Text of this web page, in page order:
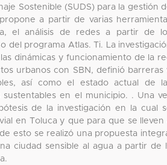
Sostenible (SUDS) para la gestión
a partir de varias
el análisis de redes a partir de
del programa Atlas. Ti. La
dinámicas y funcionamiento de la
urbanos con SBN, definió barreras
así como el estado actual de
en el municipio. . Una
de la investigación en la cual
en Toluca y que para que se lleven
esto se realizó una propuesta
ciudad sensible al agua a partir de